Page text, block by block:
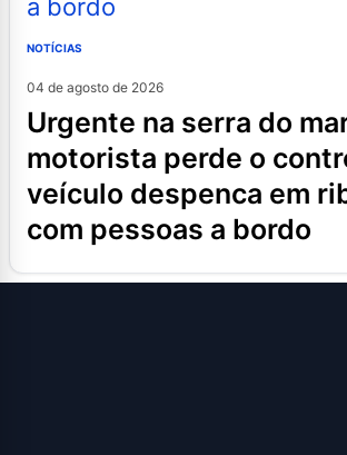
NOTÍCIAS
04 de agosto de 2026
urgente na serra do marçal:
motorista perde o
veículo despenca em
com pessoas a bordo